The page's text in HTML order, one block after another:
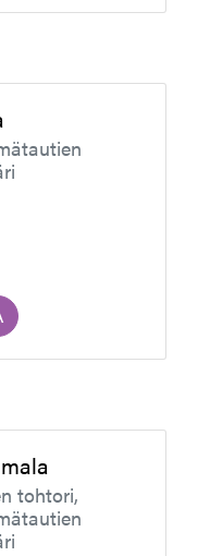
tohtori,